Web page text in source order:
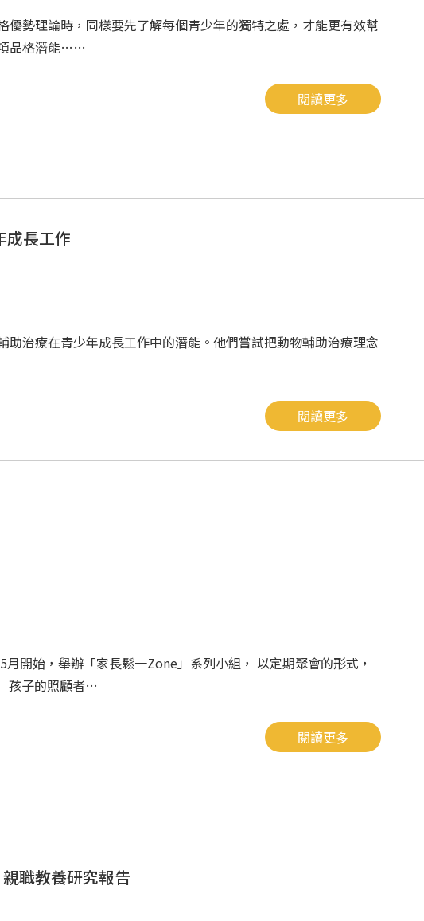
優勢理論時，同樣要先了解每個青少年的獨特之處，才能更有效幫
品格潛能……
閱讀更多
成長工作
助治療在青少年成長工作中的潛能。他們嘗試把動物輔助治療理念
閱讀更多
開始，舉辦「家長鬆一Zone」系列小組， 以定期聚會的形式，
孩子的照顧者…
閱讀更多
親職教養研究報告